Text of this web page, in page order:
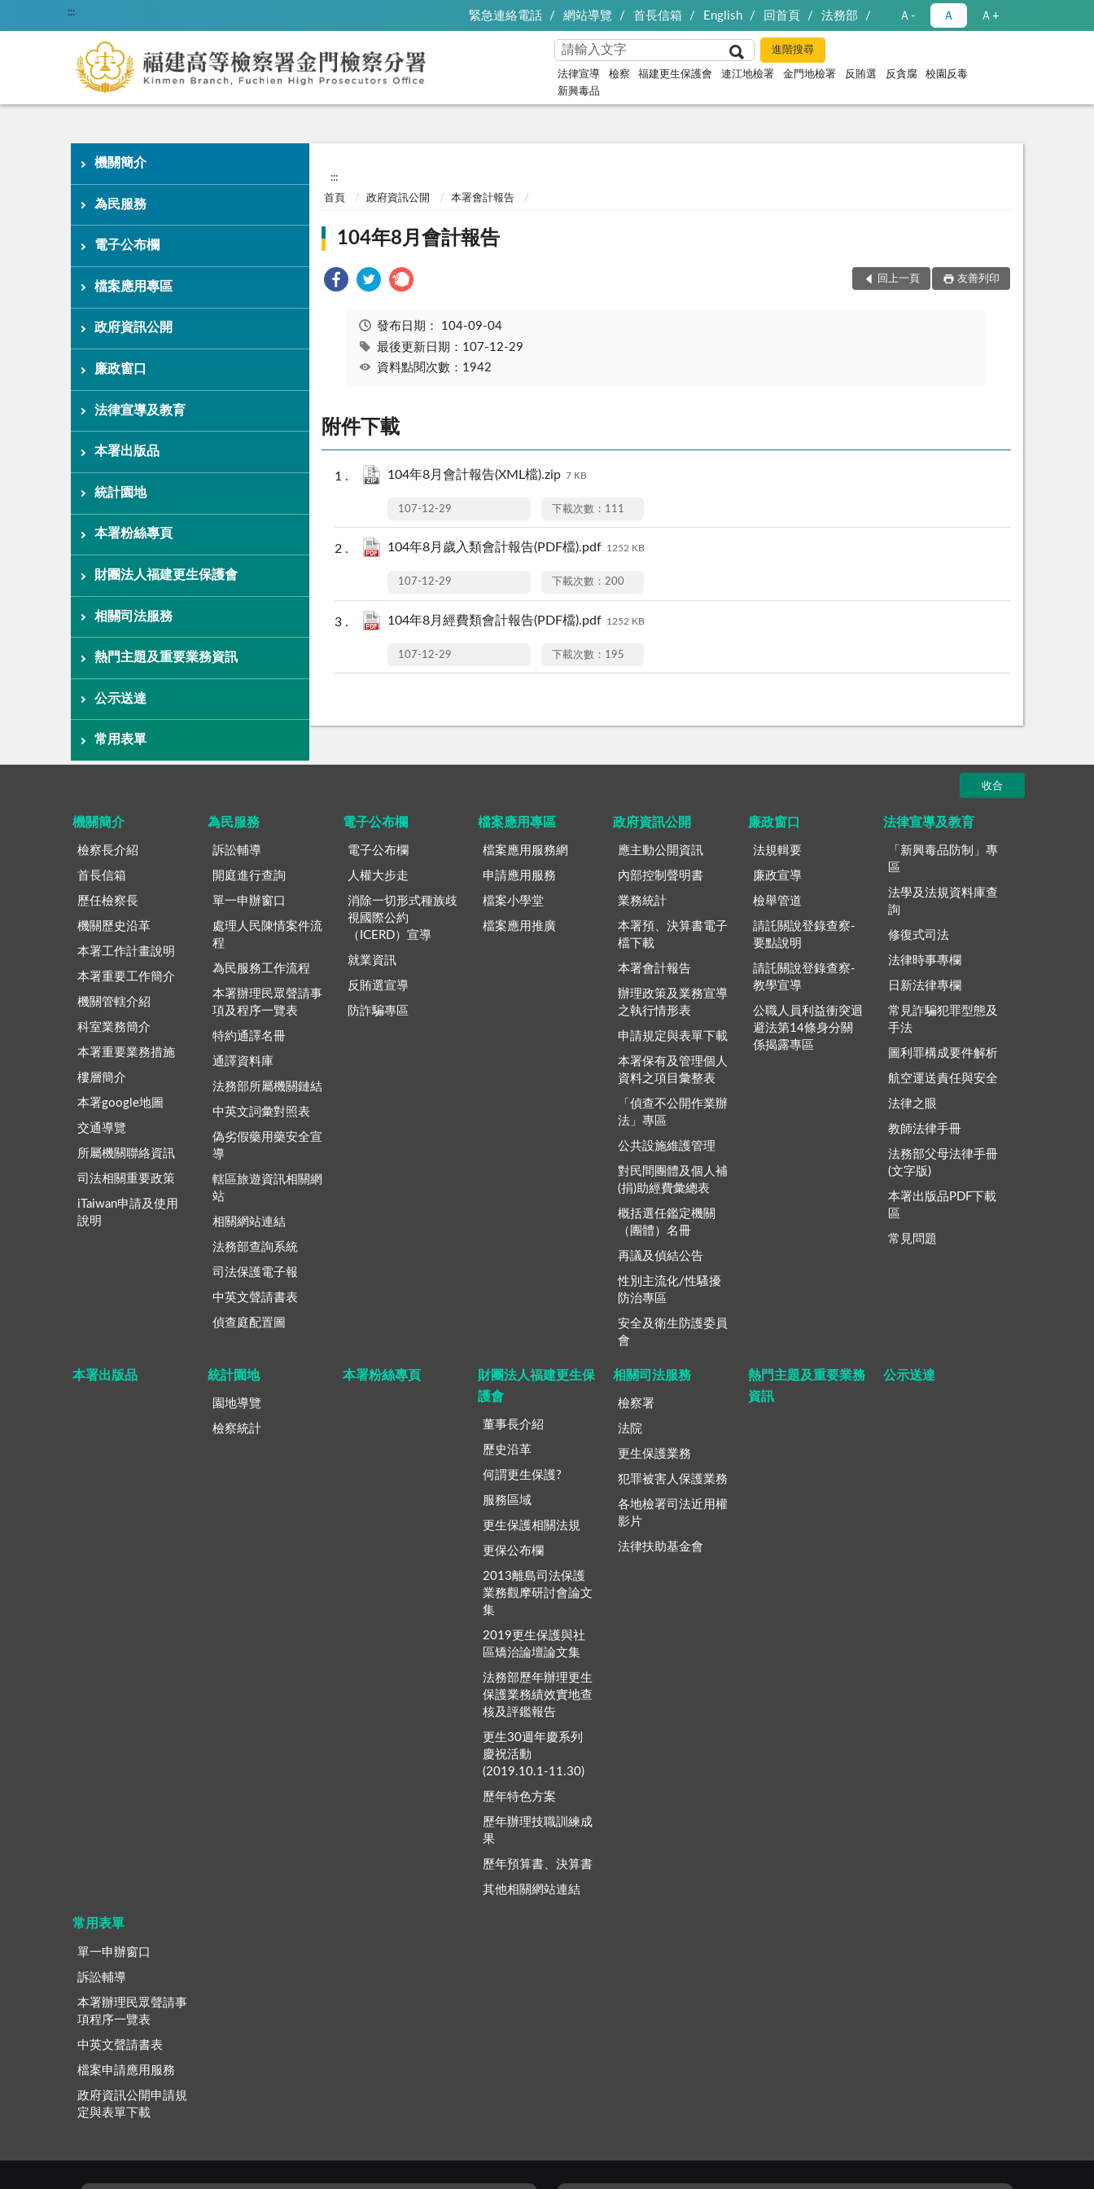
::: 緊急連絡電話 網站導覽 首長信箱 English 回首頁 法務部 Ａ- Ａ Ａ+
法律宣導 檢察 福建更生保護會 連江地檢署 金門地檢署 反賄選 反貪腐
校園反毒
新興毒品
機關簡介
為民服務
電子公布欄
檔案應用專區
政府資訊公開
廉政窗口
法律宣導及教育
本署出版品
統計園地
本署粉絲專頁
財團法人福建更生保護會
相關司法服務
熱門主題及重要業務資訊
公示送達
常用表單
:::
首頁 政府資訊公開 本署會計報告
104年8月會計報告
回上一頁 友善列印
發布日期： 104-09-04
最後更新日期：107-12-29
資料點閱次數：1942
附件下載
104年8月會計報告(XML檔).zip 7 KB
107-12-29 下載次數：111
104年8月歲入類會計報告(PDF檔).pdf 1252 KB
107-12-29 下載次數：200
104年8月經費類會計報告(PDF檔).pdf 1252 KB
107-12-29 下載次數：195
收合
機關簡介
檢察長介紹
首長信箱
歷任檢察長
機關歷史沿革
本署工作計畫說明
本署重要工作簡介
機關管轄介紹
科室業務簡介
本署重要業務措施
樓層簡介
本署google地圖
交通導覽
所屬機關聯絡資訊
司法相關重要政策
iTaiwan申請及使用
說明
為民服務
訴訟輔導
開庭進行查詢
單一申辦窗口
處理人民陳情案件流
程
為民服務工作流程
本署辦理民眾聲請事
項及程序一覽表
特約通譯名冊
通譯資料庫
法務部所屬機關鏈結
中英文詞彙對照表
偽劣假藥用藥安全宣
導
轄區旅遊資訊相關網
站
相關網站連結
法務部查詢系統
司法保護電子報
中英文聲請書表
偵查庭配置圖
電子公布欄
電子公布欄
人權大步走
消除一切形式種族歧
視國際公約
（ICERD）宣導
就業資訊
反賄選宣導
防詐騙專區
檔案應用專區
檔案應用服務網
申請應用服務
檔案小學堂
檔案應用推廣
政府資訊公開
應主動公開資訊
內部控制聲明書
業務統計
本署預、決算書電子
檔下載
本署會計報告
辦理政策及業務宣導
之執行情形表
申請規定與表單下載
本署保有及管理個人
資料之項目彙整表
「偵查不公開作業辦
法」專區
公共設施維護管理
對民間團體及個人補
(捐)助經費彙總表
概括選任鑑定機關
（團體）名冊
再議及偵結公告
性別主流化/性騷擾
防治專區
安全及衛生防護委員
會
廉政窗口
法規輯要
廉政宣導
檢舉管道
請託關說登錄查察-
要點說明
請託關說登錄查察-
教學宣導
公職人員利益衝突迴
避法第14條身分關
係揭露專區
法律宣導及教育
「新興毒品防制」專
區
法學及法規資料庫查
詢
修復式司法
法律時事專欄
日新法律專欄
常見詐騙犯罪型態及
手法
圖利罪構成要件解析
航空運送責任與安全
法律之眼
教師法律手冊
法務部父母法律手冊
(文字版)
本署出版品PDF下載
區
常見問題
本署出版品 統計園地
園地導覽
檢察統計
本署粉絲專頁
財團法人福建更生保
護會
董事長介紹
歷史沿革
何謂更生保護?
服務區域
更生保護相關法規
更保公布欄
2013離島司法保護
業務觀摩研討會論文
集
2019更生保護與社
區矯治論壇論文集
法務部歷年辦理更生
保護業務績效實地查
核及評鑑報告
更生30週年慶系列
慶祝活動
(2019.10.1-11.30)
歷年特色方案
歷年辦理技職訓練成
果
歷年預算書、決算書
其他相關網站連結
相關司法服務
檢察署
法院
更生保護業務
犯罪被害人保護業務
各地檢署司法近用權
影片
法律扶助基金會
熱門主題及重要業務
資訊
公示送達
常用表單
單一申辦窗口
訴訟輔導
本署辦理民眾聲請事
項程序一覽表
中英文聲請書表
檔案申請應用服務
政府資訊公開申請規
定與表單下載